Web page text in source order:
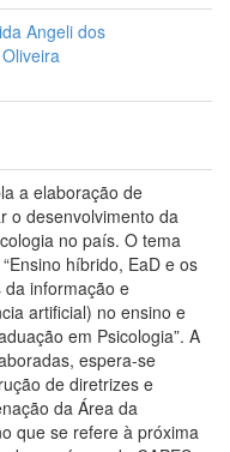
Angeli dos
a elaboração de
o desenvolvimento da
no país. O tema
híbrido, EaD e os
informação e
artificial) no ensino e
em Psicologia”. A
espera-se
de diretrizes e
da Área da
que se refere à próxima